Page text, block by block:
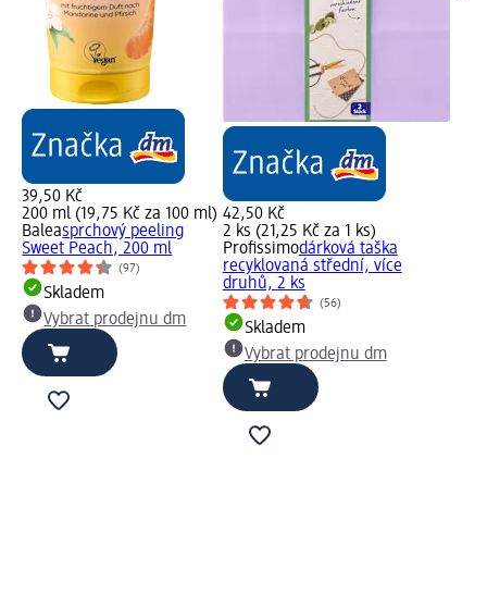
39,50 Kč
200 ml (19,75 Kč za 100 ml)
Baleasprchový peeling
Sweet Peach, 200 ml
(97)
Skladem
Vybrat prodejnu dm
42,50 Kč
2 ks (21,25 Kč za 1 ks)
Profissimodárková taška
recyklovaná střední, více
druhů, 2 ks
(56)
Skladem
Vybrat prodejnu dm